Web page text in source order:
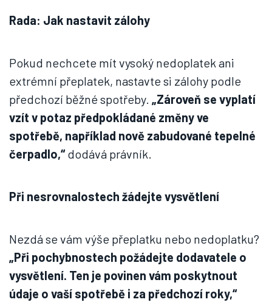
Rada: Jak nastavit zálohy
Pokud nechcete mít vysoký nedoplatek ani
extrémní přeplatek, nastavte si zálohy podle
předchozí běžné spotřeby. „Zároveň se vyplatí
vzít v potaz předpokládané změny ve
spotřebě, například nově zabudované tepelné
čerpadlo,“dodává právník.
Při nesrovnalostech žádejte vysvětlení
Nezdá se vám výše přeplatku nebo nedoplatku?
„Při pochybnostech požádejte dodavatele o
vysvětlení. Ten je povinen vám poskytnout
údaje o vaší spotřebě i za předchozí roky,“